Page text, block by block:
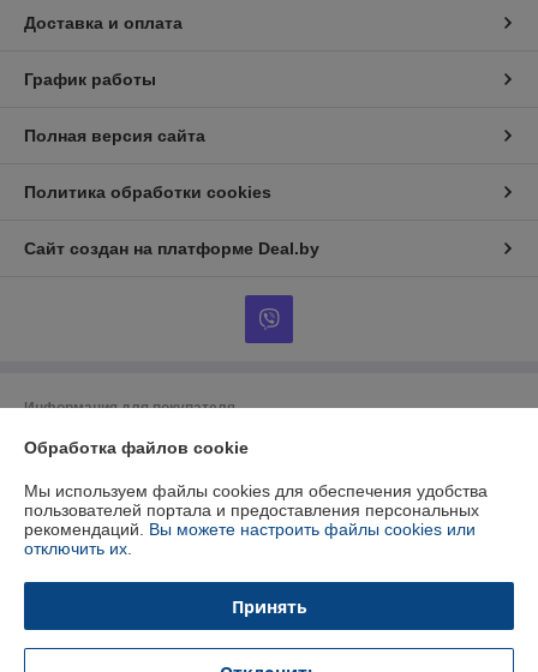
Доставка и оплата
График работы
Полная версия сайта
Политика обработки cookies
Сайт создан на платформе Deal.by
Информация для покупателя
Юридическое лицо:ООО "БУРАН-Техно"
Регистрационный номер ЕГР: 192412723
УНП: 192412723
Регистрационный орган: Минский горисполком
Дата регистрации компании: 26.01.2015
Ссылка на свидетельство/лицензию
Обработка файлов cookie
Мы используем файлы cookies для обеспечения удобства
пользователей портала и предоставления персональных
рекомендаций. Вы можете настроить файлы cookies или
отключить их.
Принять